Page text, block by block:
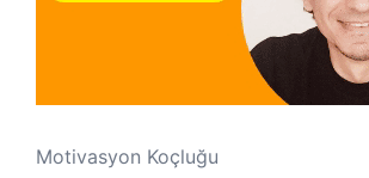
Motivasyon Koçluğu